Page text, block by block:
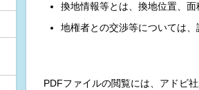
換地情報等とは、換地位置、面
地権者との交渉等については、
PDFファイルの閲覧には、アドビ